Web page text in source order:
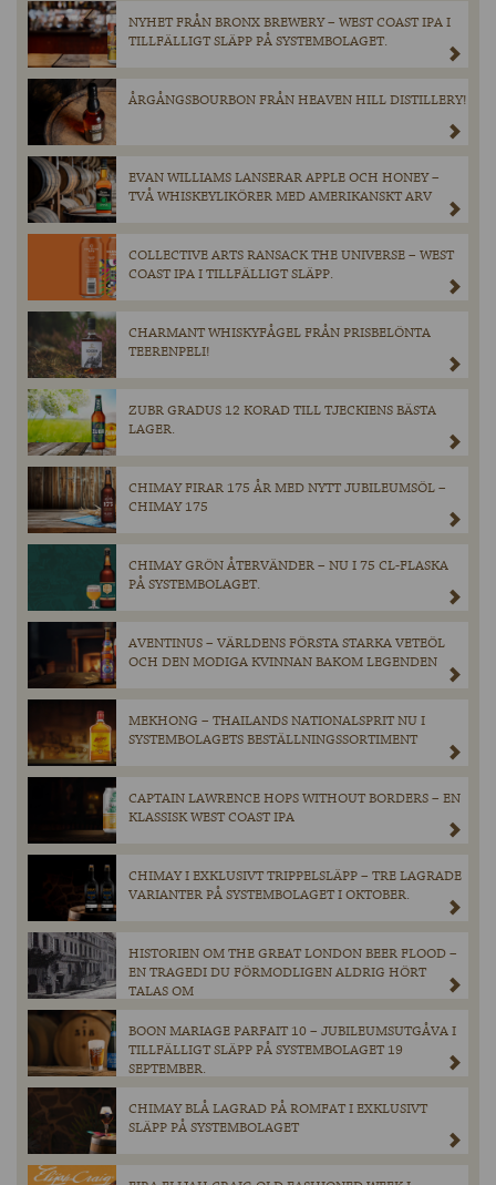
NYHET FRÅN BRONX BREWERY – WEST COAST IPA I
TILLFÄLLIGT SLÄPP PÅ SYSTEMBOLAGET.
ÅRGÅNGSBOURBON FRÅN HEAVEN HILL DISTILLERY!
EVAN WILLIAMS LANSERAR APPLE OCH HONEY –
TVÅ WHISKEYLIKÖRER MED AMERIKANSKT ARV
COLLECTIVE ARTS RANSACK THE UNIVERSE – WEST
COAST IPA I TILLFÄLLIGT SLÄPP.
CHARMANT WHISKYFÅGEL FRÅN PRISBELÖNTA
TEERENPELI!
ZUBR GRADUS 12 KORAD TILL TJECKIENS BÄSTA
LAGER.
CHIMAY FIRAR 175 ÅR MED NYTT JUBILEUMSÖL –
CHIMAY 175
CHIMAY GRÖN ÅTERVÄNDER – NU I 75 CL-FLASKA
PÅ SYSTEMBOLAGET.
AVENTINUS – VÄRLDENS FÖRSTA STARKA VETEÖL
OCH DEN MODIGA KVINNAN BAKOM LEGENDEN
MEKHONG – THAILANDS NATIONALSPRIT NU I
SYSTEMBOLAGETS BESTÄLLNINGSSORTIMENT
CAPTAIN LAWRENCE HOPS WITHOUT BORDERS – EN
KLASSISK WEST COAST IPA
CHIMAY I EXKLUSIVT TRIPPELSLÄPP – TRE LAGRADE
VARIANTER PÅ SYSTEMBOLAGET I OKTOBER.
HISTORIEN OM THE GREAT LONDON BEER FLOOD –
EN TRAGEDI DU FÖRMODLIGEN ALDRIG HÖRT
TALAS OM
BOON MARIAGE PARFAIT 10 – JUBILEUMSUTGÅVA I
TILLFÄLLIGT SLÄPP PÅ SYSTEMBOLAGET 19
SEPTEMBER.
CHIMAY BLÅ LAGRAD PÅ ROMFAT I EXKLUSIVT
SLÄPP PÅ SYSTEMBOLAGET